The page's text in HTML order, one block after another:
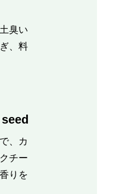
臭い
、料
、カ
チー
りを